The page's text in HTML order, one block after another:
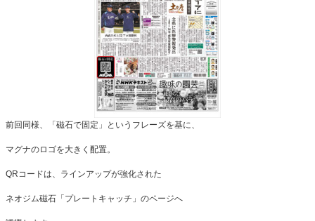
前回同様、「磁石で固定」というフレーズを基に、
マグナのロゴを大きく配置。
QRコードは、ラインアップが強化された
ネオジム磁石「プレートキャッチ」のページへ